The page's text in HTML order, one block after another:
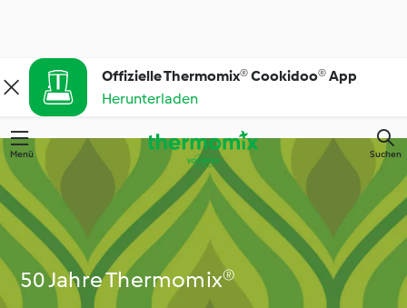
Offizielle Thermomix® Cookidoo® App
Herunterladen
Menü Suchen
50 Jahre Thermomix®